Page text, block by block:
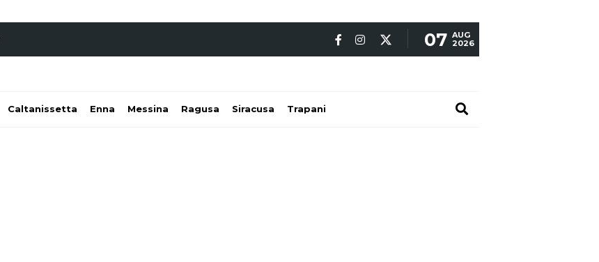
07 AUG
2026
Caltanissetta Enna Messina Ragusa Siracusa Trapani